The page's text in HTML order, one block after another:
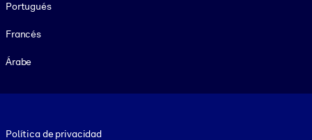
Portugués
Francés
Árabe
Política de privacidad